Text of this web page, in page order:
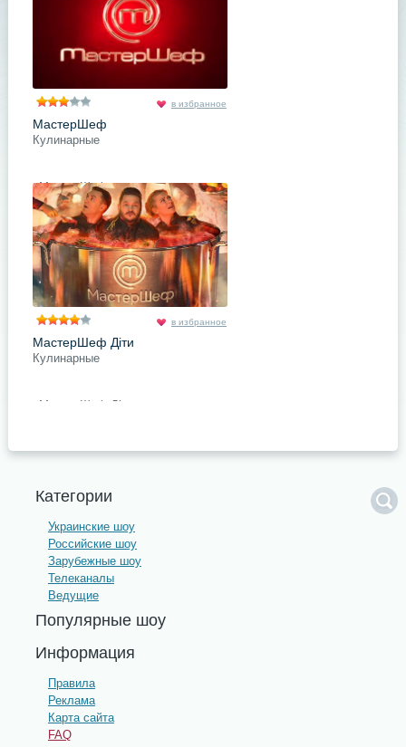
в избранное
МастерШеф
Кулинарные
«МастерШеф» - кулинарное тв-
шоу, аналоги которого пользуются
заслуженной популярностью во
многих странах из разных уголков
мира. В нашей стране
подробнее
Поделись с друзьями
в избранное
МастерШеф Діти
Кулинарные
«МастерШеф Діти» дает
кулинарные таланты и побороться
Поделись с друзьями
Категории
Украинские шоу
Российские шоу
Зарубежные шоу
Телеканалы
Ведущие
Популярные шоу
Информация
Правила
Реклама
Карта сайта
FAQ